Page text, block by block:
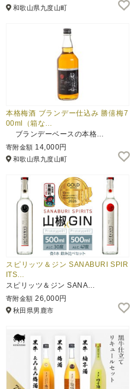
和歌山県九度山町
本格梅酒 ブランデー仕込み 勝僖梅7
00ml（箱な…
ブランデーベースの本格…
寄附金額 14,000円
和歌山県九度山町
スピリッツ＆ジン SANABURI SPIR
ITS…
スピリッツ＆ジン SANA…
寄附金額 26,000円
秋田県男鹿市